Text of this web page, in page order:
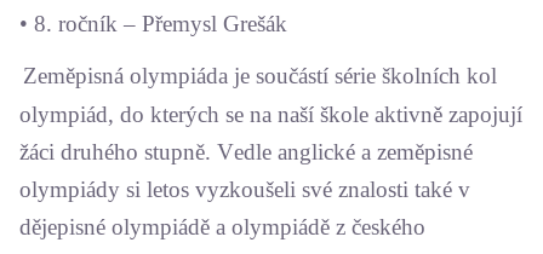
• 8. ročník – Přemysl Grešák
Zeměpisná olympiáda je součástí série školních kol
olympiád, do kterých se na naší škole aktivně zapojují
žáci druhého stupně. Vedle anglické a zeměpisné
olympiády si letos vyzkoušeli své znalosti také v
dějepisné olympiádě a olympiádě z českého